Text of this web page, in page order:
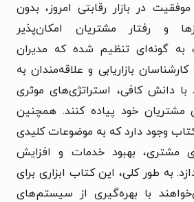
در بازار رقابتی امروز، بدون
و رفتار مشتریان امکان‌پذیر
به گونه‌ای تنظیم شده که مدیران
بازاریابی و علاقه‌مندان به
با دانش کافی، استراتژی‌های موثری
خود پیاده کنند. همچنین
وجود دارد که به موضوعات کلیدی
مشتری، بهبود خدمات و افزایش
به طور کلی، این کتاب ابزاری برای
با بهره‌گیری از سیستم‌های